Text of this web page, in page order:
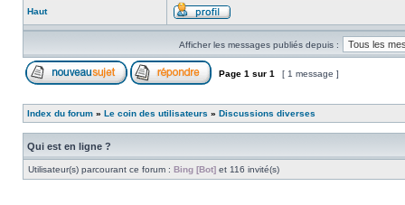
Haut
Afficher les messages publiés depuis :
Page 1 sur 1 [ 1 message ]
Index du forum » Le coin des utilisateurs » Discussions diverses
Qui est en ligne ?
Utilisateur(s) parcourant ce forum : Bing [Bot] et 116 invité(s)